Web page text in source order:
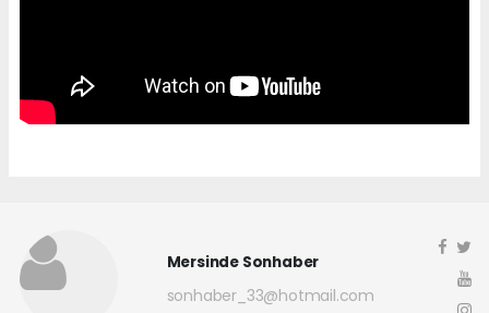
Mersinde Sonhaber
sonhaber_33@hotmail.com